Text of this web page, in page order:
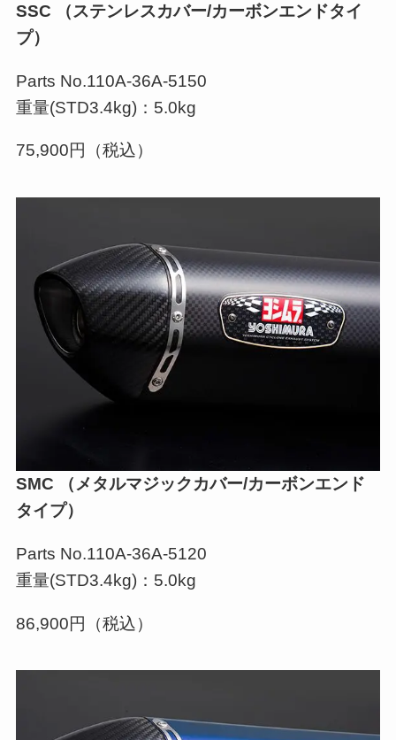
SSC （ステンレスカバー/カーボンエンドタイ
プ）
Parts No.110A-36A-5150
重量(STD3.4kg)：5.0kg
75,900円（税込）
SMC （メタルマジックカバー/カーボンエンド
タイプ）
Parts No.110A-36A-5120
重量(STD3.4kg)：5.0kg
86,900円（税込）